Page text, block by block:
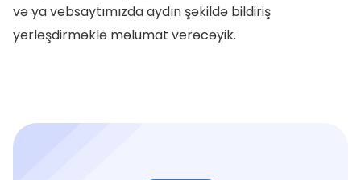
və ya vebsaytımızda aydın şəkildə bildiriş
yerləşdirməklə məlumat verəcəyik.